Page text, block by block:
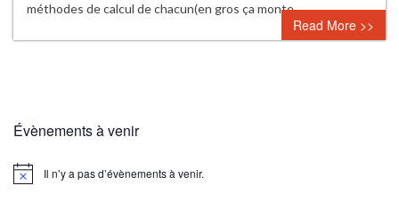
méthodes de calcul de chacun(en gros ça monte…
Read More >>
Évènements à venir
Notice Il n’y a pas d’évènements à venir.